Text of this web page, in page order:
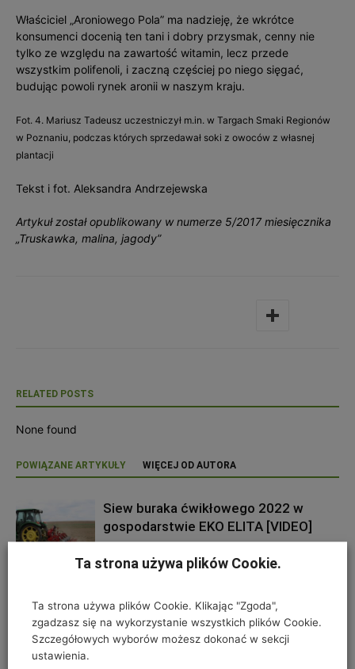
Właściciel „Aroniowego Pola” ma nadzieję, że wkrótce
konsumenci docenią ten tani i dobry przysmak, cenny nie
tylko ze względu na zawartość witamin, lecz przede
wszystkim polifenoli, i zaczną częściej po niego sięgać,
budując powoli rynek aronii w naszym kraju.
Fot. 4. Mariusz Tadeusz uczestniczył m.in. w Targach Smaki Regionów
w Poznaniu, podczas których sprzedawał soki z owoców z własnej
plantacji
Tekst i fot. Aleksandra Andrzejewska
Artykuł został opublikowany w numerze 5/2017 miesięcznika
„Truskawka, malina, jagody”
RELATED POSTS
None found
POWIĄZANE ARTYKUŁY WIĘCEJ OD AUTORA
Siew buraka ćwikłowego 2022 w
gospodarstwie EKO ELITA [VIDEO]
plusy i minusy
Ta strona używa plików Cookie.
Ta strona używa plików Cookie. Klikając "Zgoda",
zgadzasz się na wykorzystanie wszystkich plików Cookie.
Szczegółowych wyborów możesz dokonać w sekcji
ustawienia.